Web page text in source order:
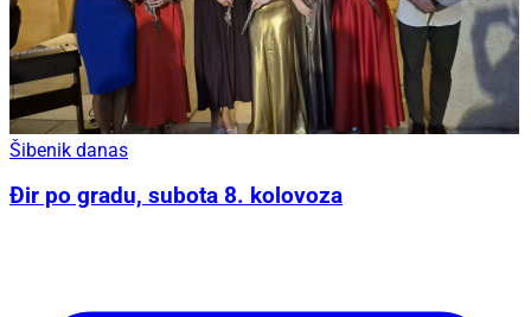
Šibenik danas
Đir po gradu, subota 8. kolovoza